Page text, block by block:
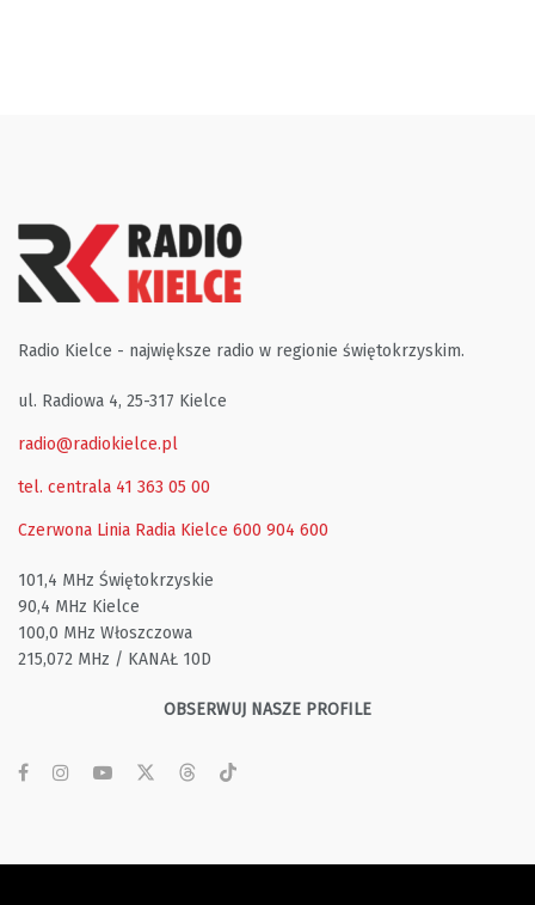
Radio Kielce - największe radio w regionie świętokrzyskim.
ul. Radiowa 4, 25-317 Kielce
radio@radiokielce.pl
tel. centrala 41 363 05 00
Czerwona Linia Radia Kielce 600 904 600
101,4 MHz Świętokrzyskie
90,4 MHz Kielce
100,0 MHz Włoszczowa
215,072 MHz / KANAŁ 10D
OBSERWUJ NASZE PROFILE